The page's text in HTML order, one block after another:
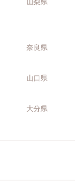
山梨県
奈良県
山口県
大分県